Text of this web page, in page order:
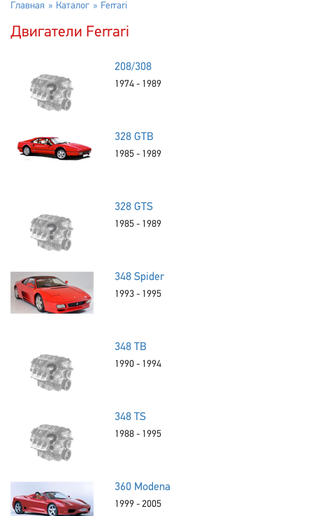
Главная Каталог Ferrari
Двигатели Ferrari
208/308
1974 - 1989
328 GTB
1985 - 1989
328 GTS
1985 - 1989
348 Spider
1993 - 1995
348 TB
1990 - 1994
348 TS
1988 - 1995
360 Modena
1999 - 2005